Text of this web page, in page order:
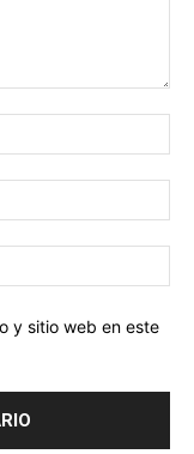
y sitio web en este